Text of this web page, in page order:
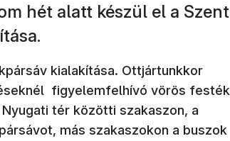
hét alatt készül el a Szent
kialakítása. Ottjártunkkor
figyelemfelhívó vörös festék
tér közötti szakaszon, a
más szakaszokon a buszok